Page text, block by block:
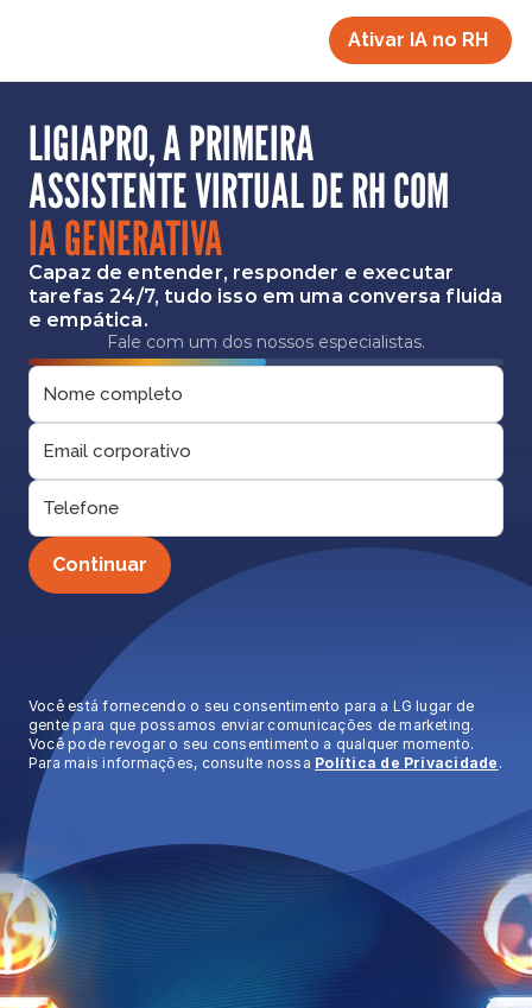
Ativar IA no RH
LIGIAPRO, A PRIMEIRA
IA GENERATIVA
Capaz de entender, responder e executar
tarefas 24/7, tudo isso em uma conversa fluida
e empática.
Fale com um dos nossos especialistas.
Continuar
Agende uma demonstração
Você está fornecendo o seu consentimento para a LG lugar de
gente para que possamos enviar comunicações de marketing.
Você pode revogar o seu consentimento a qualquer momento.
Para mais informações, consulte nossa Política de Privacidade .